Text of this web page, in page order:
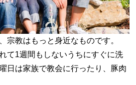
宗教はもっと身近なものです。
て1週間もしないうちにすぐに洗
日は家族で教会に行ったり、豚肉